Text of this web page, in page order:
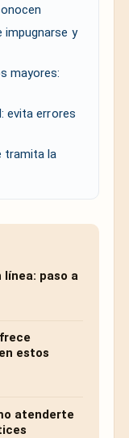
impugnarse y
mayores:
evita errores
tramita la
línea: paso a
estos
atenderte